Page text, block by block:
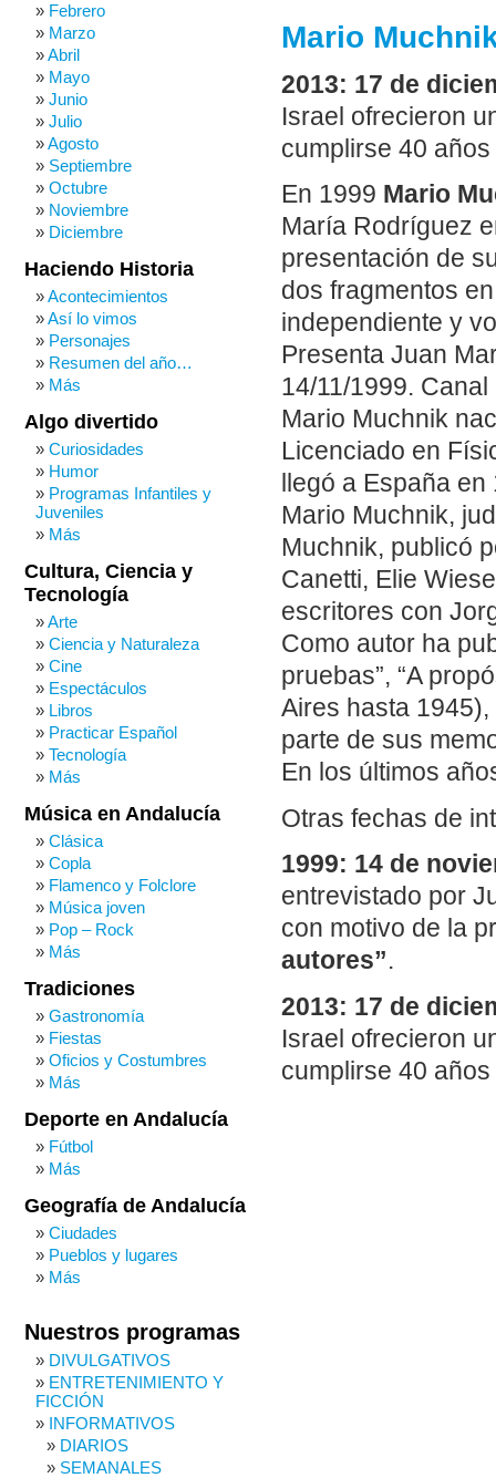
Mario
2013: 17 de
Israel ofrecieron
cumplirse 40
En 1999 Mario
María Rodríguez
presentación de
dos fragmentos
independiente y
Presenta Juan
14/11/1999.
Mario Muchnik
Licenciado en
llegó a España
Mario Muchnik,
Muchnik, publicó
Canetti, Elie
escritores con
Como autor ha
pruebas”, “A
Aires hasta 1945),
parte de sus
En los últimos
Otras fechas de
1999: 14 de
entrevistado por
con motivo de la
autores”.
2013: 17 de
Israel ofrecieron
cumplirse 40
Febrero
Marzo
Abril
Mayo
Junio
Julio
Agosto
Septiembre
Octubre
Noviembre
Diciembre
Haciendo Historia
Acontecimientos
Así lo vimos
Personajes
Resumen del año…
Más
Algo divertido
Curiosidades
Humor
Programas Infantiles y
Juveniles
Más
Cultura, Ciencia y
Tecnología
Arte
Ciencia y Naturaleza
Cine
Espectáculos
Libros
Practicar Español
Tecnología
Más
Música en Andalucía
Clásica
Copla
Flamenco y Folclore
Música joven
Pop – Rock
Más
Tradiciones
Gastronomía
Fiestas
Oficios y Costumbres
Más
Deporte en Andalucía
Fútbol
Más
Geografía de Andalucía
Ciudades
Pueblos y lugares
Más
Nuestros programas
DIVULGATIVOS
ENTRETENIMIENTO Y
FICCIÓN
INFORMATIVOS
DIARIOS
SEMANALES